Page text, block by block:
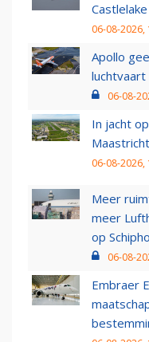
06-08-2026,
Apollo
luchtvaart
06-08-
In jacht
06-08-2026,
Meer
meer
op
06-08-
Embraer